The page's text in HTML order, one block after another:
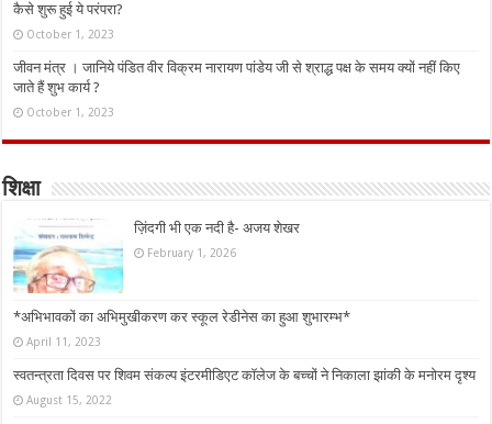
कैसे शुरू हुई ये परंपरा?
October 1, 2023
जीवन मंत्र । जानिये पंडित वीर विक्रम नारायण पांडेय जी से श्राद्ध पक्ष के समय क्यों नहीं किए
जाते हैं शुभ कार्य ?
October 1, 2023
शिक्षा
ज़िंदगी भी एक नदी है- अजय शेखर
February 1, 2026
*अभिभावकों का अभिमुखीकरण कर स्कूल रेडीनेस का हुआ शुभारम्भ*
April 11, 2023
स्वतन्त्रता दिवस पर शिवम संकल्प इंटरमीडिएट कॉलेज के बच्चों ने निकाला झांकी के मनोरम दृश्य
August 15, 2022